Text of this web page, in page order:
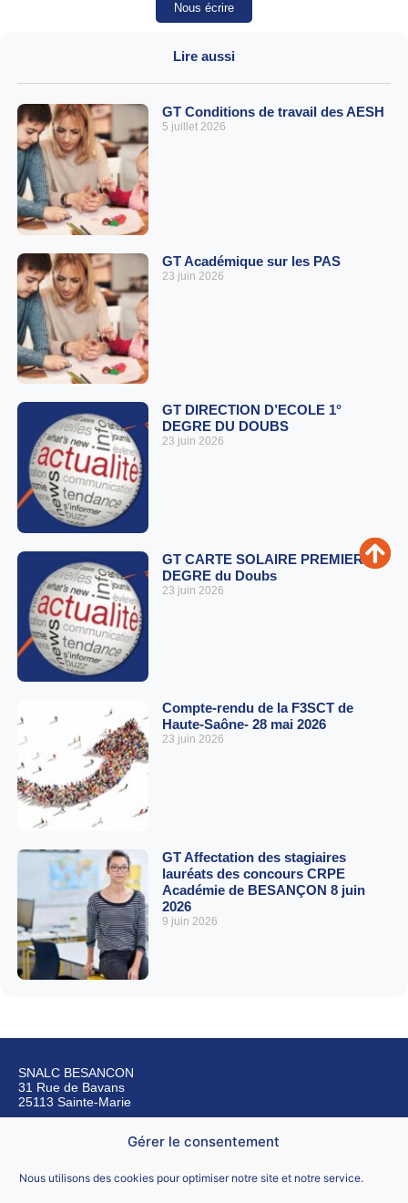
Gérer le consentement
Nous utilisons des cookies pour optimiser notre site et notre service.
Nous écrire
Lire aussi
GT Conditions de travail des AESH
5 juillet 2026
GT Académique sur les PAS
23 juin 2026
GT DIRECTION D’ECOLE 1°
DEGRE DU DOUBS
23 juin 2026
GT CARTE SOLAIRE PREMIER
DEGRE du Doubs
23 juin 2026
Compte-rendu de la F3SCT de
Haute-Saône- 28 mai 2026
23 juin 2026
GT Affectation des stagiaires
lauréats des concours CRPE
Académie de BESANÇON 8 juin
2026
9 juin 2026
SNALC BESANCON
31 Rue de Bavans
25113 Sainte-Marie